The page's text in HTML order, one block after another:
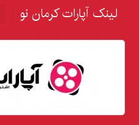
لینک آپارات کرمان نو